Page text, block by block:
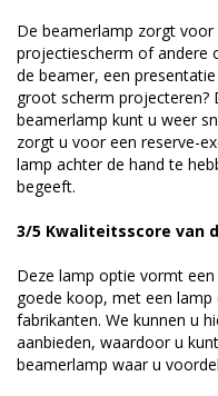
De beamerlamp zorgt
projectiescherm of andere
de beamer, een
groot scherm projecteren?
beamerlamp kunt u weer
zorgt u voor een reserve-
lamp achter de hand te
begeeft.
3/5 Kwaliteitsscore van
Deze lamp optie vormt
goede koop, met een
fabrikanten. We kunnen u
aanbieden, waardoor u
beamerlamp waar u